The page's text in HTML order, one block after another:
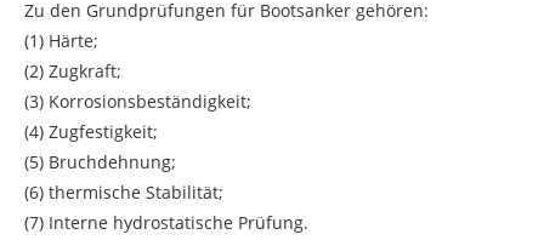
Zu den Grundprüfungen für Bootsanker gehören:
(1) Härte;
(2) Zugkraft;
(3) Korrosionsbeständigkeit;
(4) Zugfestigkeit;
(5) Bruchdehnung;
(6) thermische Stabilität;
(7) Interne hydrostatische Prüfung.